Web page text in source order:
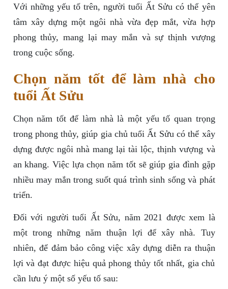
Với những yếu tố trên, người tuổi Ất Sửu có thể yên
tâm xây dựng một ngôi nhà vừa đẹp mắt, vừa hợp
phong thủy, mang lại may mắn và sự thịnh vượng
trong cuộc sống.
Chọn năm tốt để làm nhà cho
tuổi Ất Sửu
Chọn năm tốt để làm nhà là một yếu tố quan trọng
trong phong thủy, giúp gia chủ tuổi Ất Sửu có thể xây
dựng được ngôi nhà mang lại tài lộc, thịnh vượng và
an khang. Việc lựa chọn năm tốt sẽ giúp gia đình gặp
nhiều may mắn trong suốt quá trình sinh sống và phát
triển.
Đối với người tuổi Ất Sửu, năm 2021 được xem là
một trong những năm thuận lợi để xây nhà. Tuy
nhiên, để đảm bảo công việc xây dựng diễn ra thuận
lợi và đạt được hiệu quả phong thủy tốt nhất, gia chủ
cần lưu ý một số yếu tố sau: